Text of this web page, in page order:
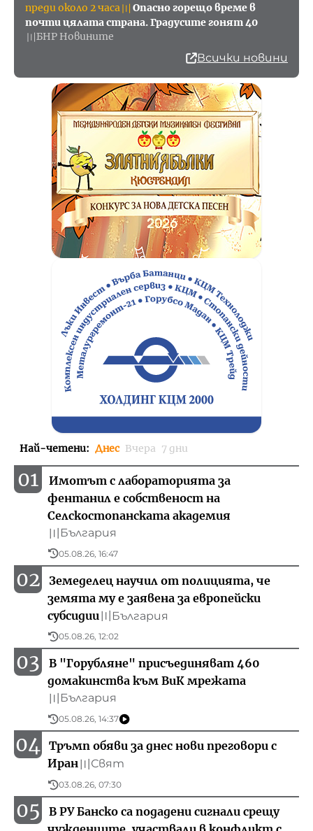
преди около 2 часа 〣 Опасно горещо време в
почти цялата страна. Градусите гонят 40
〣БНР Новините
Всички новини
Най-четени: Днес Вчера 7 дни
01
Имотът с лабораторията за
фентанил е собственост на
Селскостопанската академия
〣 България
05.08.26, 16:47
02
Земеделец научил от полицията, че
земята му е заявена за европейски
субсидии 〣 България
05.08.26, 12:02
03
В "Горубляне" присъединяват 460
домакинства към ВиК мрежата
〣 България
05.08.26, 14:37
04 Тръмп обяви за днес нови преговори с
Иран〣 Свят
03.08.26, 07:30
05
В РУ Банско са подадени сигнали срещу